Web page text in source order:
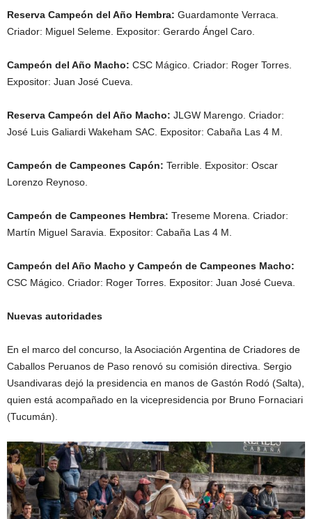
Reserva Campeón del Año Hembra: Guardamonte Verraca.
Criador: Miguel Seleme. Expositor: Gerardo Ángel Caro.
Campeón del Año Macho: CSC Mágico. Criador: Roger Torres.
Expositor: Juan José Cueva.
Reserva Campeón del Año Macho: JLGW Marengo. Criador:
José Luis Galiardi Wakeham SAC. Expositor: Cabaña Las 4 M.
Campeón de Campeones Capón: Terrible. Expositor: Oscar
Lorenzo Reynoso.
Campeón de Campeones Hembra: Treseme Morena. Criador:
Martín Miguel Saravia. Expositor: Cabaña Las 4 M.
Campeón del Año Macho y Campeón de Campeones Macho:
CSC Mágico. Criador: Roger Torres. Expositor: Juan José Cueva.
Nuevas autoridades
En el marco del concurso, la Asociación Argentina de Criadores de
Caballos Peruanos de Paso renovó su comisión directiva. Sergio
Usandivaras dejó la presidencia en manos de Gastón Rodó (Salta),
quien está acompañado en la vicepresidencia por Bruno Fornaciari
(Tucumán).